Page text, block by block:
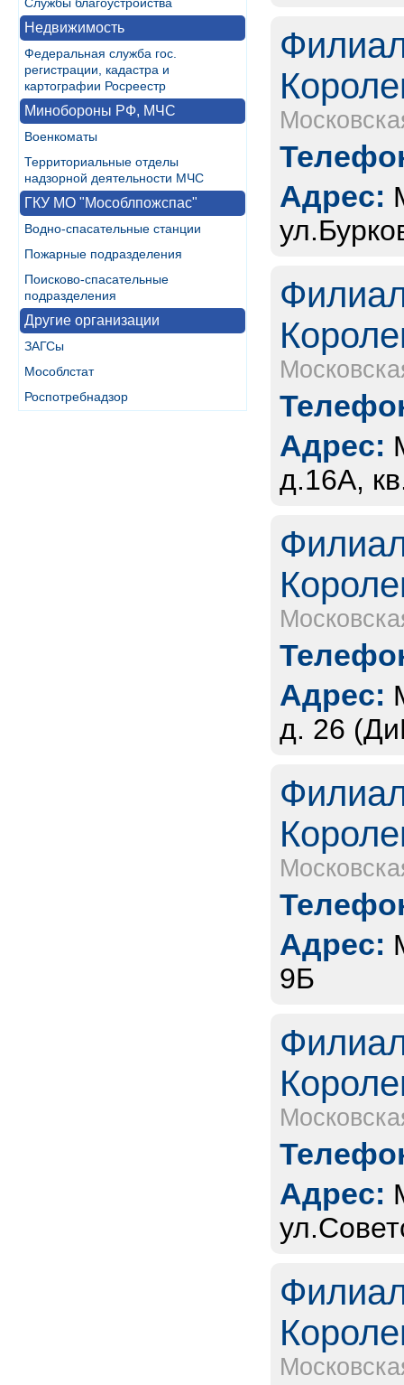
Недвижимость
Федеральная служба гос.
регистрации, кадастра и
картографии Росреестр
Минобороны РФ, МЧС
Военкоматы
Территориальные отделы
надзорной деятельности МЧС
ГКУ МО "Мособлпожспас"
Водно-спасательные станции
Пожарные подразделения
Поисково-спасательные
подразделения
Другие организации
ЗАГСы
Мособлстат
Роспотребнадзор
Адрес:
Адрес:
д.16А,
Адрес:
д. 26
Адрес:
9Б
Адрес: